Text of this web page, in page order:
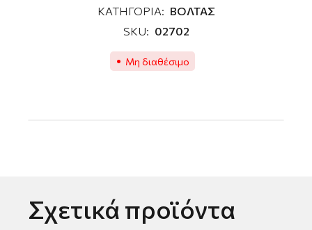
ΚΑΤΗΓΟΡΙΑ: ΒΟΛΤΑΣ
SKU: 02702
Μη διαθέσιμο
Σχετικά προϊόντα